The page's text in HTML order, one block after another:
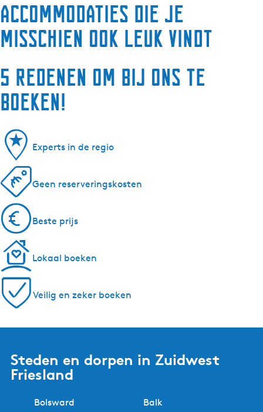
Accommodaties die je
misschien ook leuk vindt
5 redenen om bij ons te
boeken!
Experts in de regio
Geen reserveringskosten
Beste prijs
Lokaal boeken
Veilig en zeker boeken
Steden en dorpen in Zuidwest
Friesland
Bolsward
Balk